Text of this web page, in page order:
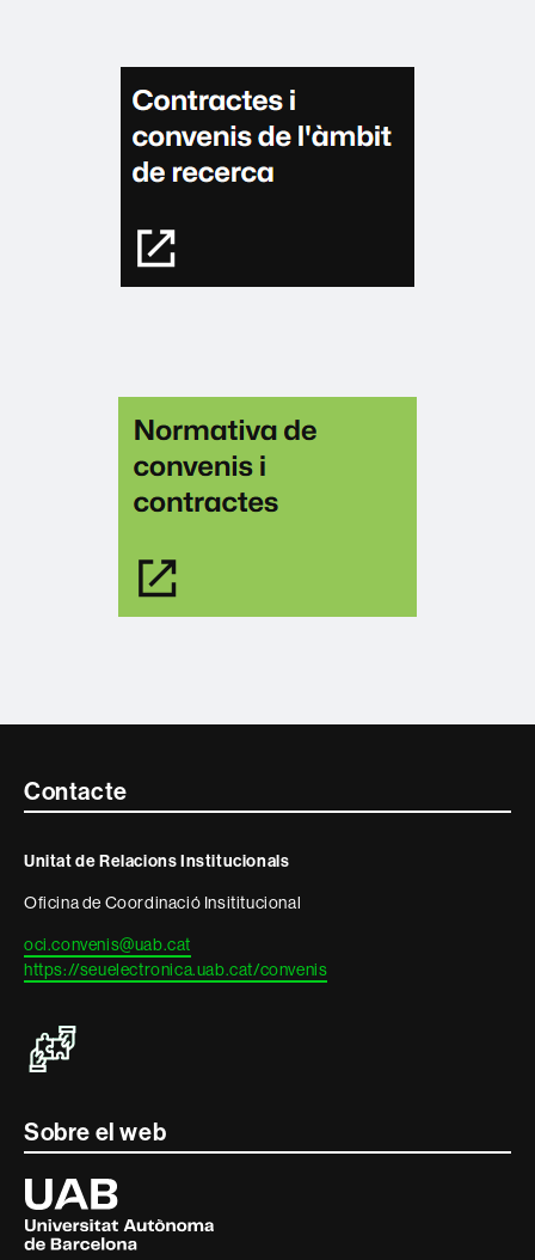
Contacte
informació
legal
Contacte
Unitat de Relacions Institucionals
Oficina de Coordinació Insititucional
oci.convenis@uab.cat
https://seuelectronica.uab.cat/convenis
Sobre el web
Universitat
Autònoma
de
Barcelona